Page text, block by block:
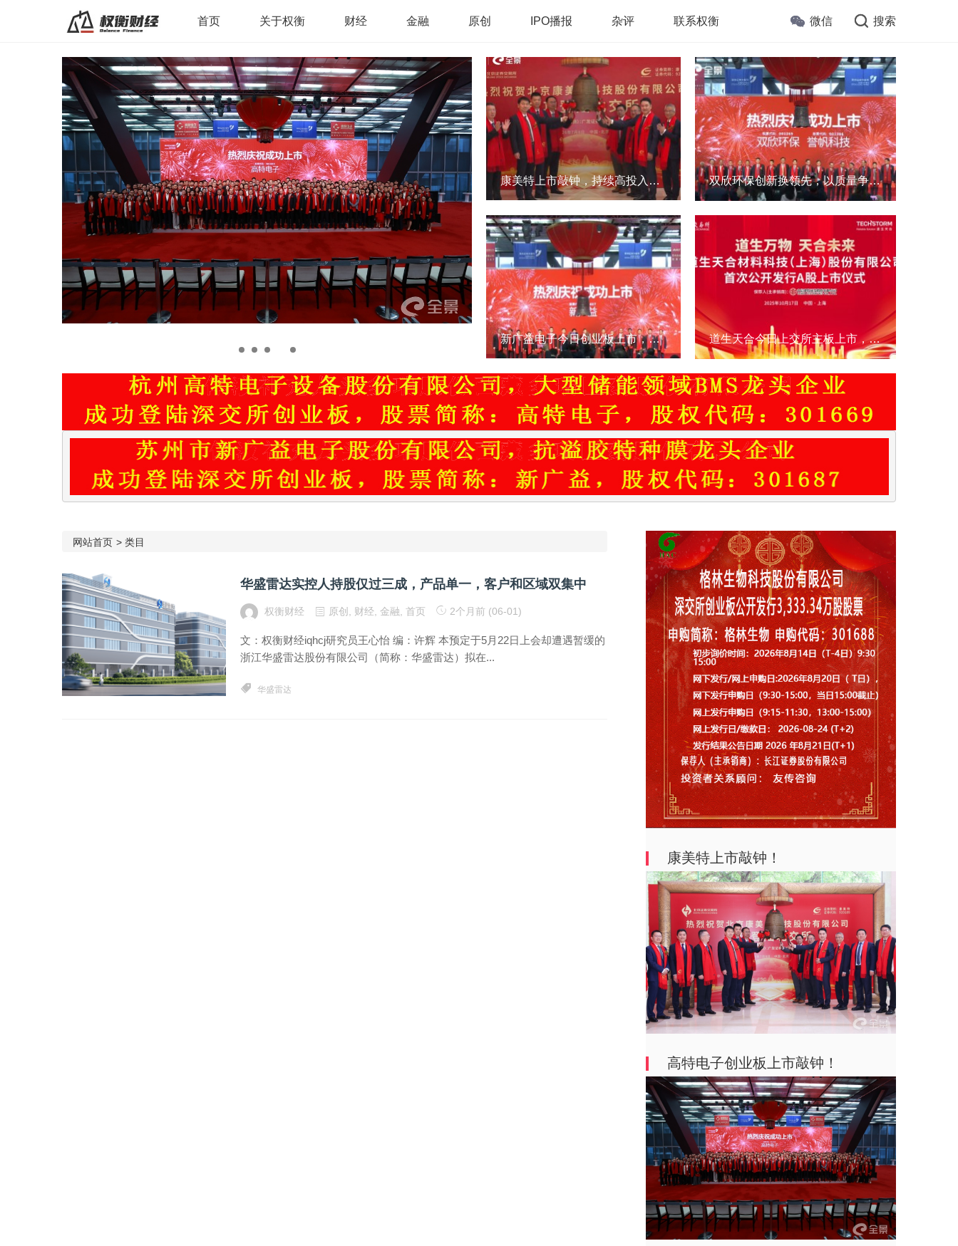
首页 关于权衡 财经 金融 原创 IPO播报 杂评 联系权衡 微信 搜索
康美特上市敲钟，持续高投入研发，营利双增，助力LED封装厂商
新广益电子今日创业板上市，打破外资特种膜垄断，市占率第一
双欣环保创新换领先，以质量争市占率，以业绩回报社会
道生天合今日上交所主板上市，先进复材系统领跑者
网站首页 > 类目
华盛雷达实控人持股仅过三成，产品单一，客户和区域双集中
权衡财经 原创 财经, 金融 首页 2个月前 (06-01)
文：权衡财经iqhcj研究员王心怡 编：许辉 本预定于5月22日上会却遭遇暂缓的
浙江华盛雷达股份有限公司（简称：华盛雷达）拟在...
华盛雷达
康美特上市敲钟！
高特电子创业板上市敲钟！